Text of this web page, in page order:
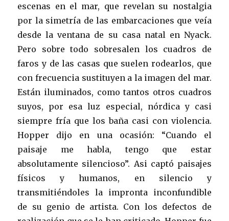
escenas en el mar, que revelan su nostalgia
por la simetría de las embarcaciones que veía
desde la ventana de su casa natal en Nyack.
Pero sobre todo sobresalen los cuadros de
faros y de las casas que suelen rodearlos, que
con frecuencia sustituyen a la imagen del mar.
Están iluminados, como tantos otros cuadros
suyos, por esa luz especial, nórdica y casi
siempre fría que los baña casi con violencia.
Hopper dijo en una ocasión: “Cuando el
paisaje me habla, tengo que estar
absolutamente silencioso”. Asi captó paisajes
físicos y humanos, en silencio y
transmitiéndoles la impronta inconfundible
de su genio de artista. Con los defectos de